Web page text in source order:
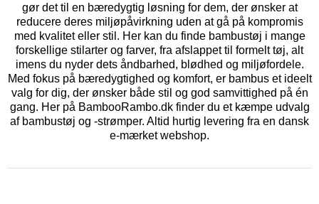
gør det til en bæredygtig løsning for dem, der ønsker at
reducere deres miljøpåvirkning uden at gå på kompromis
med kvalitet eller stil. Her kan du finde bambustøj i mange
forskellige stilarter og farver, fra afslappet til formelt tøj, alt
imens du nyder dets åndbarhed, blødhed og miljøfordele.
Med fokus på bæredygtighed og komfort, er bambus et ideelt
valg for dig, der ønsker både stil og god samvittighed på én
gang. Her på BambooRambo.dk finder du et kæmpe udvalg
af bambustøj og -strømper. Altid hurtig levering fra en dansk
e-mærket webshop.